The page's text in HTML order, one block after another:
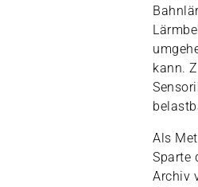
kann.
Als
Sparte
Archiv